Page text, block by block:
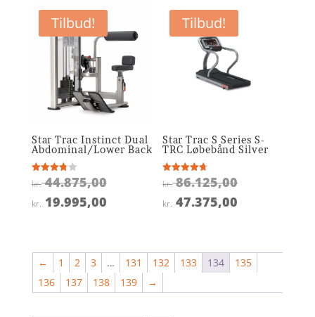
kr.
kr.
Tilbud!
Star Trac Instinct Dual
Abdominal/Lower Back
Vurderet
3.8
ud af 5
kr.44.875,00Den
oprindelige
kr. 44.875,00.
kr. 19.995,00Den
er:
kr. 19.995,00.
Tilbud!
Star Trac S Series S-
TRC Løbebånd Silver
Vurderet
4.7
ud af 5
kr.86.125,00Den
kr.
kr. 47.375,00
er:
kr.
← 1 2 3 … 131 132 133 134
135
136
137 138 139 →